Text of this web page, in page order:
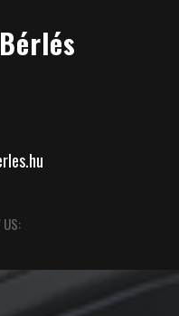
US: